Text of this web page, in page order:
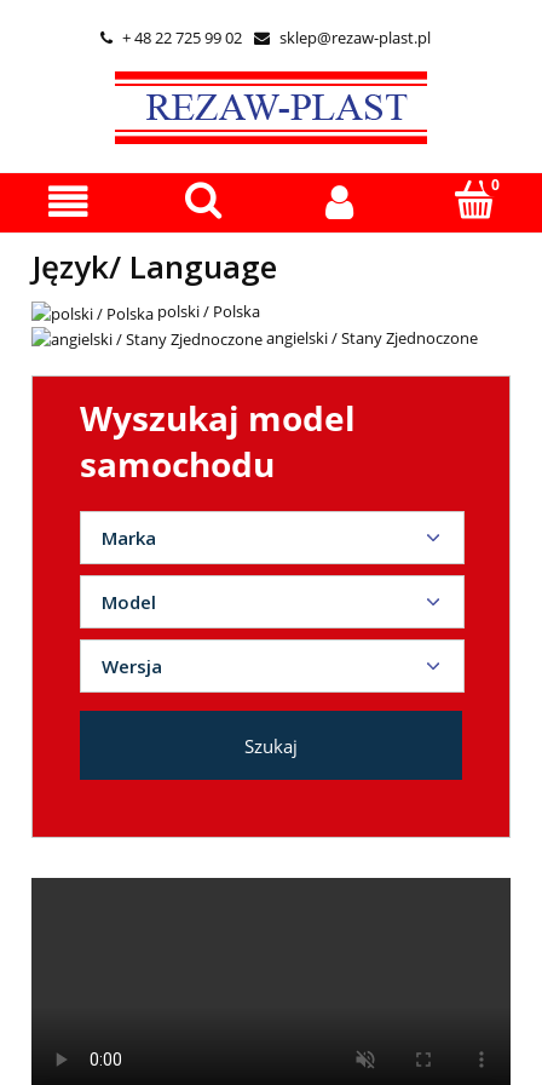
 + 48 22 725 99 02  sklep@rezaw-plast.pl
Język/ Language
polski / Polska
angielski / Stany Zjednoczone
Wyszukaj model
samochodu
Marka
ALFA ROMEO
AUDI
CUPRA
Model
Wersja
Szukaj